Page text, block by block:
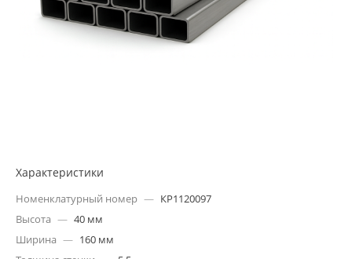
Характеристики
Номенклатурный номер — КР1120097
Высота — 40 мм
Ширина — 160 мм